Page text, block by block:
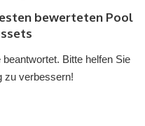
bewerteten Pool
Bitte helfen Sie
zu verbessern!